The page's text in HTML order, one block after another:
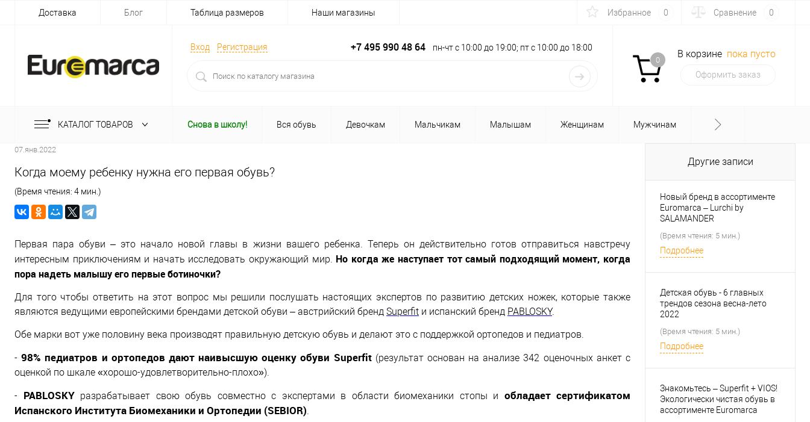
Доставка Блог Таблица размеров Наши магазины Избранное 0 Сравнение 0
Вход Регистрация +7 495 990 48 64 пн-чт с 10:00 до 19:00; пт с 10:00 до 18:00
0
В корзине пока пусто
Оформить заказ
КАТАЛОГ ТОВАРОВ Снова в школу! Вся обувь Девочкам Мальчикам Малышам Женщинам Мужчинам
07.янв.2022
Когда моему ребенку нужна его первая обувь?
(Время чтения: 4 мин.)
Первая пара обуви – это начало новой главы в жизни вашего ребенка. Теперь он действительно готов отправиться навстречу
интересным приключениям и начать исследовать окружающий мир. Но когда же наступает тот самый подходящий момент, когда
пора надеть малышу его первые ботиночки?
Для того чтобы ответить на этот вопрос мы решили послушать настоящих экспертов по развитию детских ножек, которые также
являются ведущими европейскими брендами детской обуви – австрийский бренд Superfit и испанский бренд PABLOSKY.
Обе марки вот уже половину века производят правильную детскую обувь и делают это с поддержкой ортопедов и педиатров.
-98% педиатров и ортопедов дают наивысшую оценку обуви Superfit(результат основан на анализе 342 оценочных анкет с
оценкой по шкале «хорошо-удовлетворительно-плохо»).
- PABLOSKYразрабатывает свою обувь совместно с экспертами в области биомеханики стопы и обладает сертификатом
Испанского Института Биомеханики и Ортопедии (SEBIOR).
Другие записи
Новый бренд в ассортименте
Euromarca – Lurchi by
SALAMANDER
(Время чтения: 5 мин.)
Подробнее
Детская обувь - 6 главных
трендов сезона весна-лето
2022
(Время чтения: 5 мин.)
Подробнее
Знакомьтесь – Superfit + VIOS!
Экологически чистая обувь в
ассортименте Euromarca